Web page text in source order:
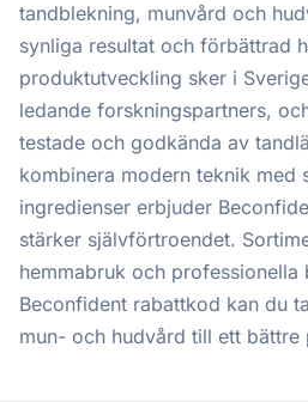
tandblekning, munvård och
synliga resultat och förbättrad
produktutveckling sker i
ledande forskningspartners,
testade och godkända av
kombinera modern teknik med
ingredienser erbjuder
stärker självförtroendet.
hemmabruk och professionella
Beconfident rabattkod kan du
mun- och hudvård till ett bättre